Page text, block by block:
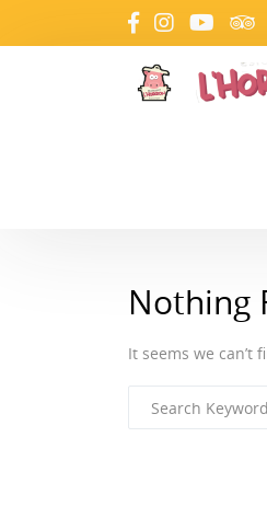
Nothing
It seems we can’t